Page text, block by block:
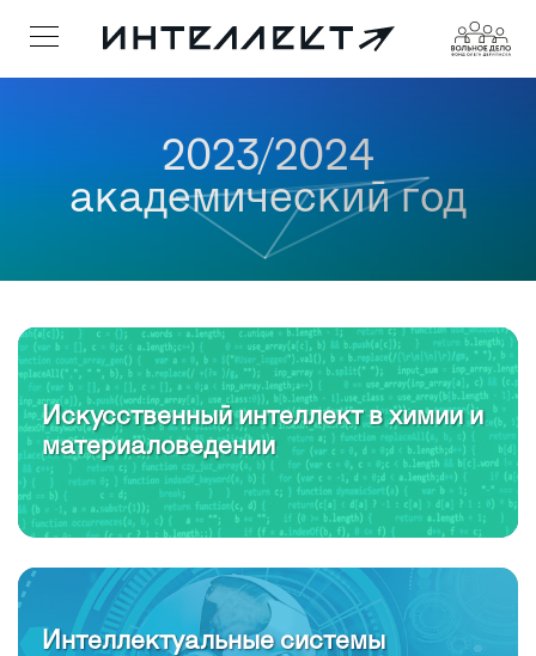
2023/2024
академический год
Искусственный интеллект в химии и
материаловедении
Интеллектуальные системы